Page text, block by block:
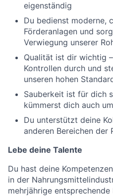
eigenständig
Du bedienst moderne,
Förderanlagen und
Verwiegung unserer
Qualität ist dir wichtig
Kontrollen durch und
unseren hohen
Sauberkeit ist für dich
kümmerst dich auch
Du unterstützt deine
anderen Bereichen der
Lebe deine Talente
Du hast deine
in der
mehrjährige